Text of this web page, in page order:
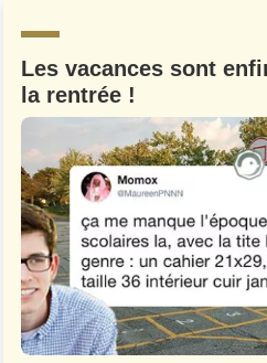
Les vacances sont
la rentrée !
Un
C'EST